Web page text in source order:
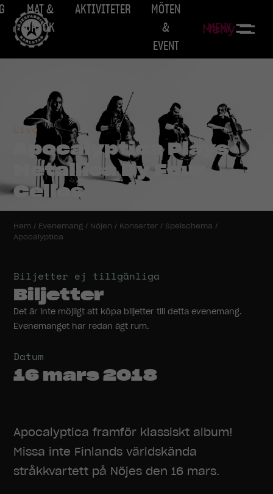
MAT &
DRYCK
AKTIVITETER
MÖTEN
&
EVENT
MENY
Meny
Live
Apocalyptica Plays
Metallica By Four
Cellos
Hem / Evenemang / Nöjen / Konserter / Spelschema /
Apocalyptica
Biljetter ej tillgänliga
Biljetter
Det är inte möjligt att köpa biljetter till detta evenemang.
Evenemanget har redan ägt rum.
Datum
16 mars 2018
Apocalyptica framför klassiskt album!
Missa inte Finlands världskända
stråkkvartett på Nöjes den 16 mars.